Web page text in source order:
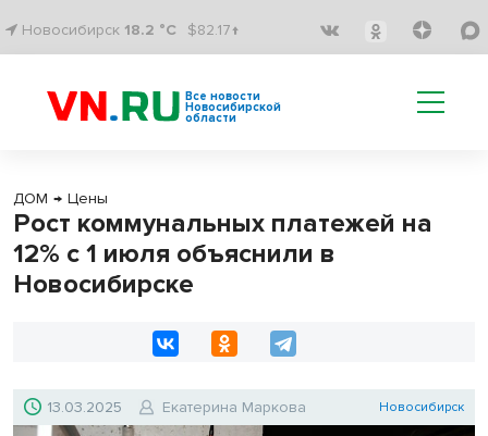
Новосибирск 18.2 °C $82.17↑
Все новости
Новосибирской
области
ДОМ → Цены
Рост коммунальных платежей на
12% с 1 июля объяснили в
Новосибирске
13.03.2025 Екатерина Маркова Новосибирск